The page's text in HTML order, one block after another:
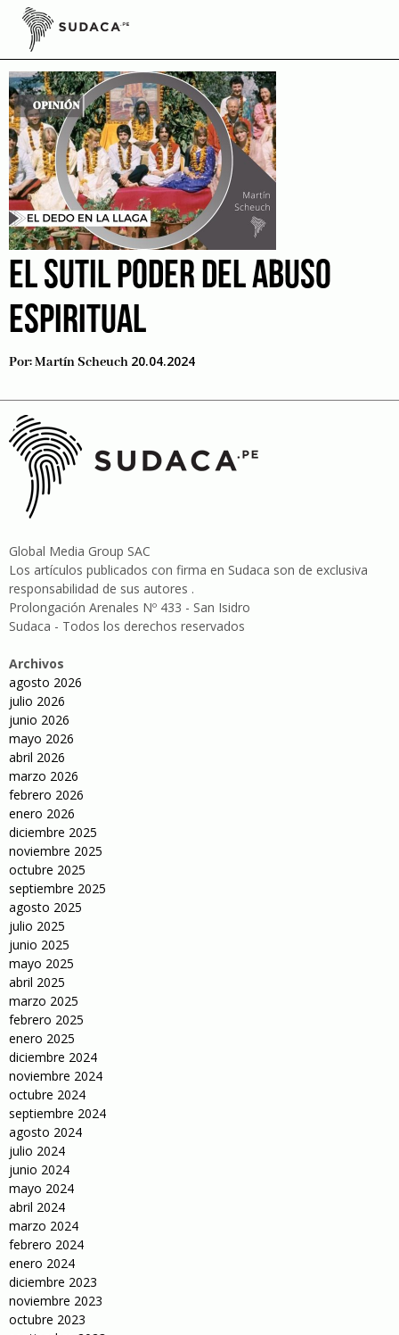
Skip
contentateísmo
EL SUTIL PODER DEL ABUSO
ESPIRITUAL
Por:Martín Scheuch 20.04.2024
Global Media Group SAC
Los artículos publicados con firma en Sudaca son de exclusiva
responsabilidad de sus autores .
Prolongación Arenales Nº 433 - San Isidro
Sudaca - Todos los derechos reservados
Archivos
agosto 2026
julio 2026
junio 2026
mayo 2026
abril 2026
marzo 2026
febrero 2026
enero 2026
diciembre 2025
noviembre 2025
octubre 2025
septiembre 2025
agosto 2025
julio 2025
junio 2025
mayo 2025
abril 2025
marzo 2025
febrero 2025
enero 2025
diciembre 2024
noviembre 2024
octubre 2024
septiembre 2024
agosto 2024
julio 2024
junio 2024
mayo 2024
abril 2024
marzo 2024
febrero 2024
enero 2024
diciembre 2023
noviembre 2023
octubre 2023